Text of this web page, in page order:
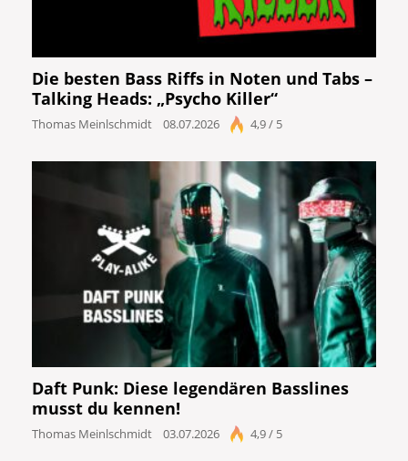
Die besten Bass Riffs in Noten und Tabs –
Talking Heads: „Psycho Killer“
Thomas Meinlschmidt 08.07.2026 4,9 / 5
Daft Punk: Diese legendären Basslines
musst du kennen!
Thomas Meinlschmidt 03.07.2026 4,9 / 5